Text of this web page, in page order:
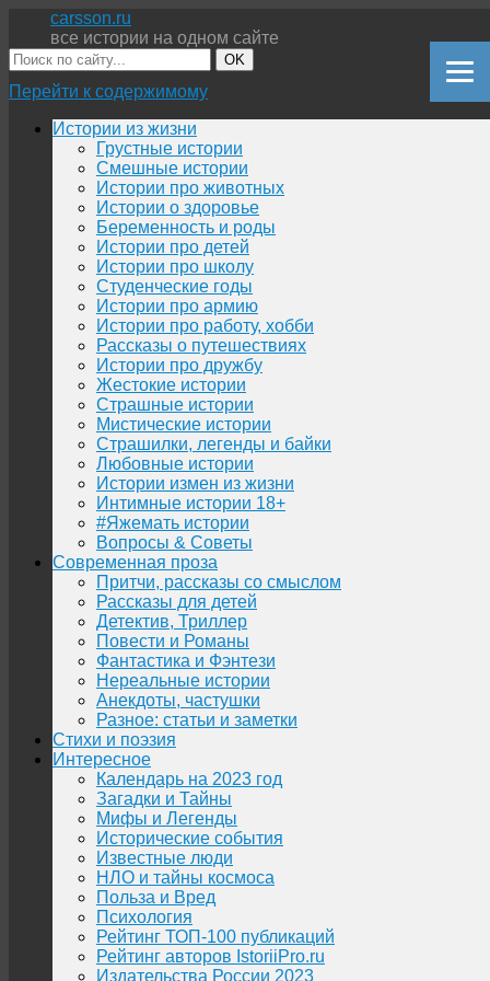
carsson.ru
все истории на одном сайте
OK
Перейти к содержимому
Истории из жизни
Грустные истории
Смешные истории
Истории про животных
Истории о здоровье
Беременность и роды
Истории про детей
Истории про школу
Студенческие годы
Истории про армию
Истории про работу, хобби
Рассказы о путешествиях
Истории про дружбу
Жестокие истории
Страшные истории
Мистические истории
Страшилки, легенды и байки
Любовные истории
Истории измен из жизни
Интимные истории 18+
#Яжемать истории
Вопросы & Советы
Современная проза
Притчи, рассказы со смыслом
Рассказы для детей
Детектив, Триллер
Повести и Романы
Фантастика и Фэнтези
Нереальные истории
Анекдоты, частушки
Разное: статьи и заметки
Стихи и поэзия
Интересное
Календарь на 2023 год
Загадки и Тайны
Мифы и Легенды
Исторические события
Известные люди
НЛО и тайны космоса
Польза и Вред
Психология
Рейтинг ТОП-100 публикаций
Рейтинг авторов IstoriiPro.ru
Издательства России 2023